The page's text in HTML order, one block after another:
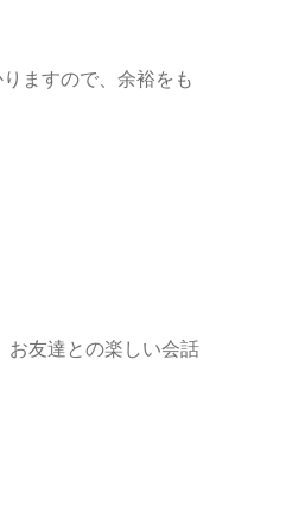
ますので、余裕をも
お友達との楽しい会話